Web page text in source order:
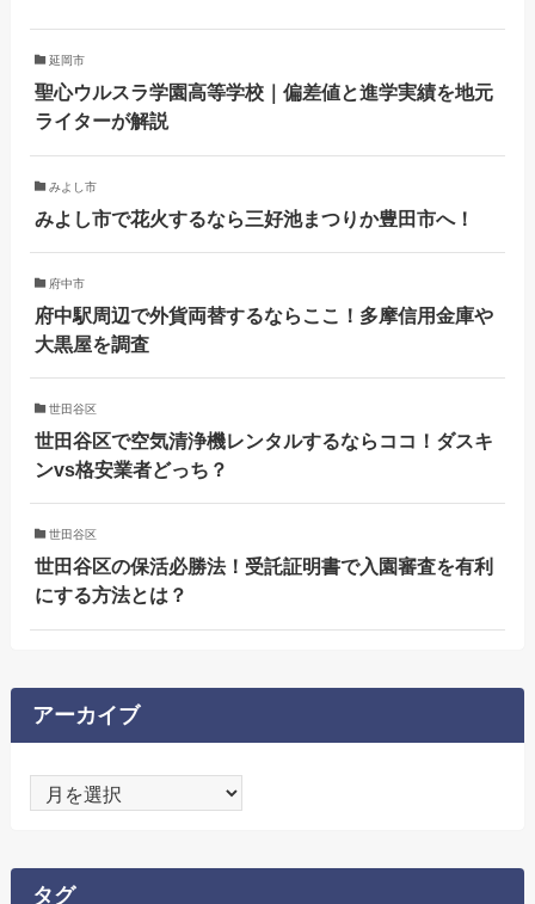
延岡市
聖心ウルスラ学園高等学校｜偏差値と進学実績を地元
ライターが解説
みよし市
みよし市で花火するなら三好池まつりか豊田市へ！
府中市
府中駅周辺で外貨両替するならここ！多摩信用金庫や
大黒屋を調査
世田谷区
世田谷区で空気清浄機レンタルするならココ！ダスキ
ンvs格安業者どっち？
世田谷区
世田谷区の保活必勝法！受託証明書で入園審査を有利
にする方法とは？
アーカイブ
ー
タグ